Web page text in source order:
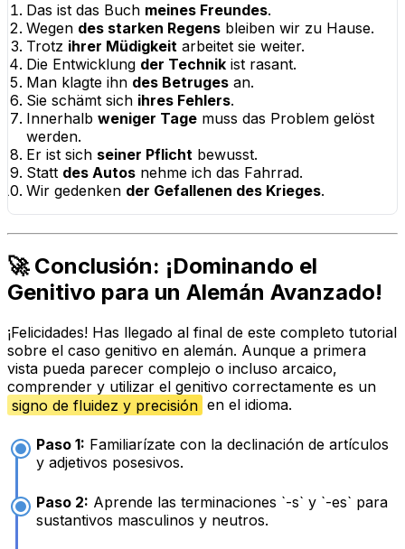
Das ist das Buch meines Freundes.
Wegen des starken Regens bleiben wir zu Hause.
Trotz ihrer Müdigkeit arbeitet sie weiter.
Die Entwicklung der Technik ist rasant.
Man klagte ihn des Betruges an.
Sie schämt sich ihres Fehlers.
Innerhalb weniger Tage muss das Problem gelöst
werden.
Er ist sich seiner Pflicht bewusst.
Statt des Autos nehme ich das Fahrrad.
Wir gedenken der Gefallenen des Krieges.
🚀 Conclusión: ¡Dominando el
Genitivo para un Alemán Avanzado!
¡Felicidades! Has llegado al final de este completo tutorial
sobre el caso genitivo en alemán. Aunque a primera
vista pueda parecer complejo o incluso arcaico,
comprender y utilizar el genitivo correctamente es un
signo de fluidez y precisión en el idioma.
Paso 1: Familiarízate con la declinación de artículos
y adjetivos posesivos.
Paso 2: Aprende las terminaciones `-s` y `-es` para
sustantivos masculinos y neutros.